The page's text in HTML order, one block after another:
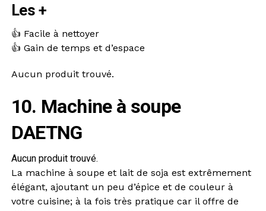
Les +
👍 Facile à nettoyer
👍 Gain de temps et d’espace
Aucun produit trouvé.
10. Machine à soupe
DAETNG
Aucun produit trouvé.
La machine à soupe et lait de soja est extrêmement
élégant, ajoutant un peu d’épice et de couleur à
votre cuisine; à la fois très pratique car il offre de